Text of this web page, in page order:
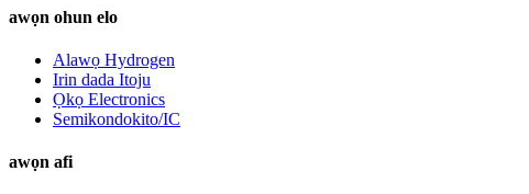
awọn ohun elo
Alawọ Hydrogen
Irin dada Itoju
Ọkọ Electronics
Semikondokito/IC
awọn afi